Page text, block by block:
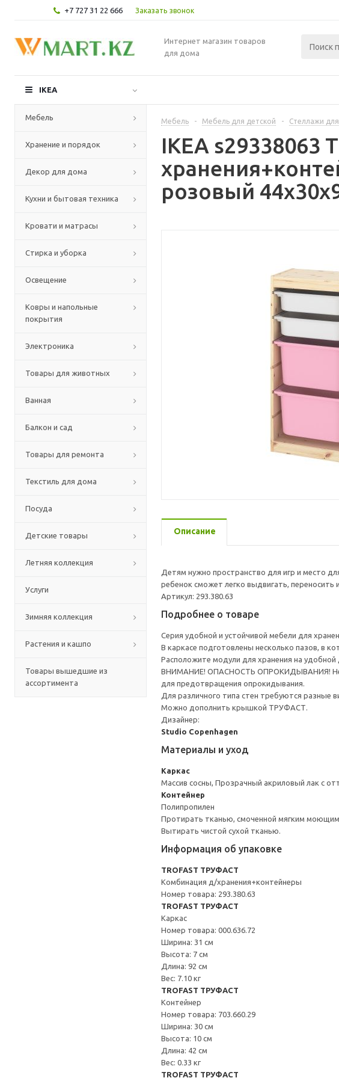
+7 727 31 22 666 Заказать звонок
Интернет магазин товаров
для дома
IKEA
Мебель
Хранение и порядок
Декор для дома
Кухни и бытовая техника
Кровати и матрасы
Стирка и уборка
Освещение
Ковры и напольные
покрытия
Электроника
Товары для животных
Ванная
Балкон и сад
Товары для ремонта
Текстиль для дома
Посуда
Детские товары
Летняя коллекция
Услуги
Зимняя коллекция
Растения и кашпо
Товары вышедшие из
ассортимента
Мебель - Мебель для детской - Стеллажи
IKEA
розовый
Описание
Детям нужно пространство для игр и место
ребенок сможет легко выдвигать, переносить
Артикул: 293.380.63
Подробнее о товаре
Серия удобной и устойчивой мебели для
В каркасе подготовлены несколько пазов, в
Расположите модули для хранения на
ВНИМАНИЕ! ОПАСНОСТЬ ОПРОКИДЫВАНИЯ!
для предотвращения опрокидывания.
Для различного типа стен требуются разные
Можно дополнить крышкой ТРУФАСТ.
Дизайнер:
Studio Copenhagen
Материалы и уход
Каркас
Массив сосны, Прозрачный акриловый лак с
Контейнер
Полипропилен
Протирать тканью, смоченной мягким
Вытирать чистой сухой тканью.
Информация об упаковке
TROFAST ТРУФАСТ
Комбинация д/хранения+контейнеры
Номер товара: 293.380.63
TROFAST ТРУФАСТ
Каркас
Номер товара: 000.636.72
Ширина: 31 см
Высота: 7 см
Длина: 92 см
Вес: 7.10 кг
TROFAST ТРУФАСТ
Контейнер
Номер товара: 703.660.29
Ширина: 30 см
Высота: 10 см
Длина: 42 см
Вес: 0.33 кг
TROFAST ТРУФАСТ